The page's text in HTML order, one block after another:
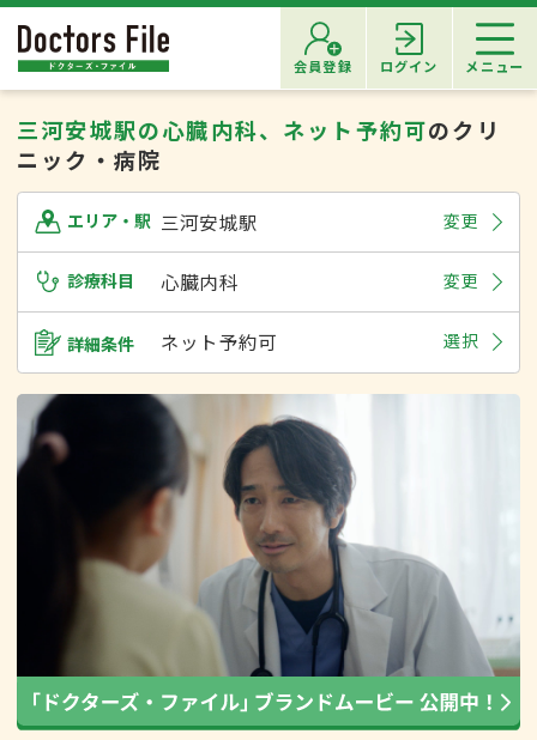
会員登録 ログイン メニュー
三河安城駅の心臓内科、ネット予約可のクリ
ニック・病院
エリア・駅 三河安城駅 変更
診療科目 心臓内科 変更
詳細条件 ネット予約可 選択